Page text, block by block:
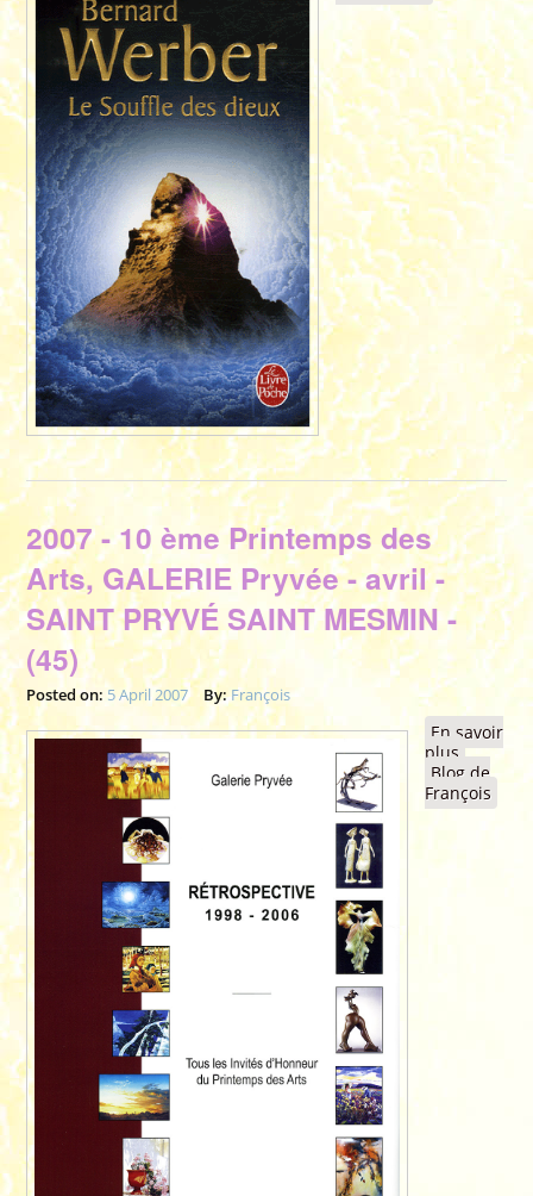
SOUFFLE
DES
DIEUX"
Livre de
Poche
2007 - 10 ème Printemps des
Arts, GALERIE Pryvée - avril -
SAINT PRYVÉ SAINT MESMIN -
(45)
Posted on: 5 April 2007 By:François
En savoir
plus à propos
de 2007 -
10 ème
Blog de
François